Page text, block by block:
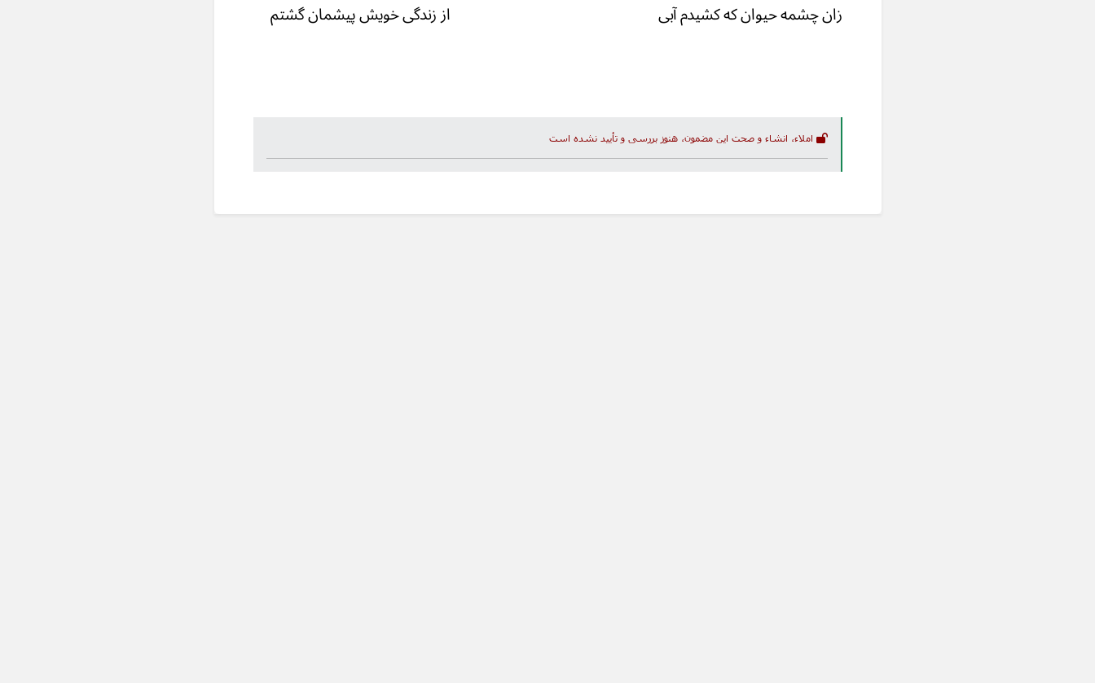
زان چشمه حیوان که کشیدم آبی از زندگی خویش پیشمان گشتم
املاء، انشاء و صحت این مضمون، هنوز بررسی و تأیید نشده است